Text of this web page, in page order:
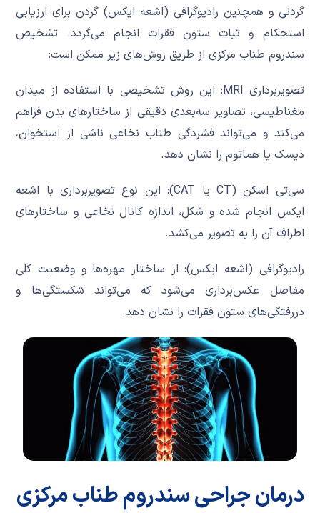
گردنی و همچنین رادیوگرافی (اشعه ایکس) گردن برای ارزیابی
استحکام و ثبات ستون فقرات انجام می‌گردد. تشخیص
سندروم طناب مرکزی از طریق روش‌های زیر ممکن است:
تصویربرداری MRI: این روش تشخیصی با استفاده از میدان
مغناطیسی، تصاویر سه‌بعدی دقیقی از ساختارهای بدن فراهم
می‌کند و می‌تواند فشردگی طناب نخاعی ناشی از استخوان،
دیسک یا هماتوم را نشان دهد.
سی‌تی اسکن (CT یا CAT): این نوع تصویربرداری با اشعه
ایکس انجام شده و شکل، اندازه کانال نخاعی و ساختارهای
اطراف آن را به تصویر می‌کشد.
رادیوگرافی (اشعه ایکس): از ساختار مهره‌ها و وضعیت کلی
مفاصل عکس‌برداری می‌شود که می‌تواند شکستگی‌ها و
دررفتگی‌های ستون فقرات را نشان دهد.
درمان جراحی سندروم طناب مرکزی